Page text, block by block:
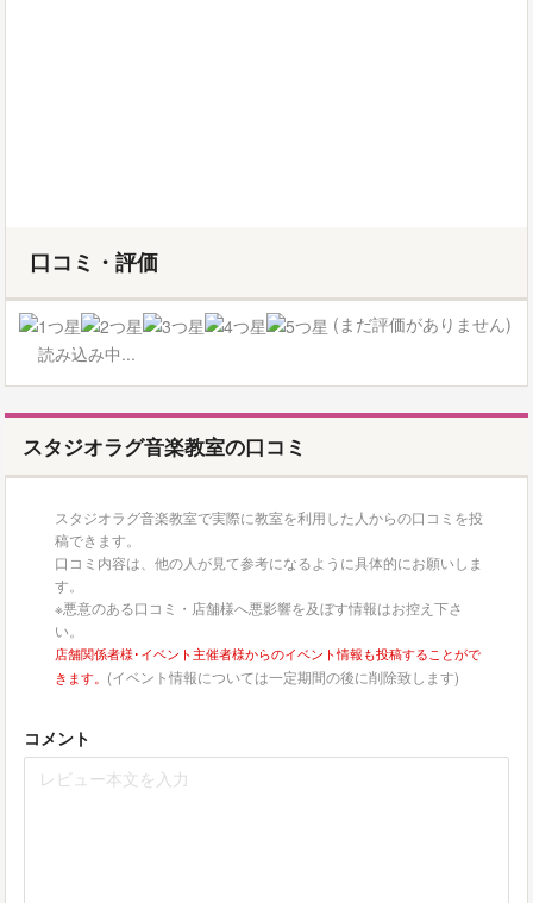
口コミ・評価
(まだ評価がありません)
読み込み中...
スタジオラグ音楽教室の口コミ
スタジオラグ音楽教室で実際に教室を利用した人からの口コミを投
稿できます。
口コミ内容は、他の人が見て参考になるように具体的にお願いしま
す。
※悪意のある口コミ・店舗様へ悪影響を及ぼす情報はお控え下さ
い。
店舗関係者様･イベント主催者様からのイベント情報も投稿することがで
きます。 (イベント情報については一定期間の後に削除致します)
コメント